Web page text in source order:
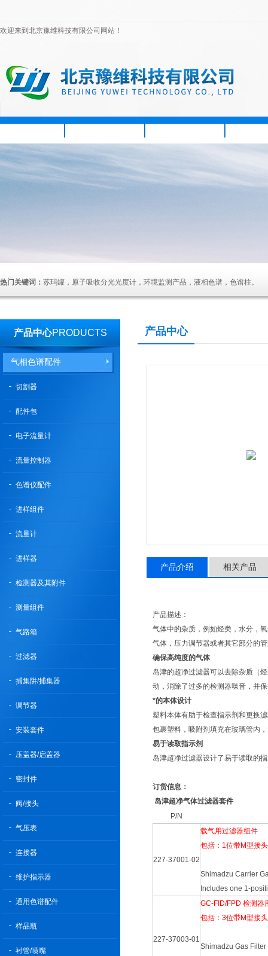
欢迎来到北京豫维科技有限公司网站！
热门关键词： 苏玛罐，原子吸收分光光度计，环境监测产品，液相色谱，色谱柱。
产品中心PRODUCTS
气相色谱配件
切割器
配件包
电子流量计
流量控制器
色谱仪配件
进样组件
流量计
进样器
检测器及其附件
测量组件
气路箱
过滤器
捕集阱/捕集器
调节器
安装套件
压盖器/启盖器
密封件
阀/接头
气压表
连接器
维护指示器
通用色谱配件
样品瓶
衬管/喷嘴
产品中心
产品介绍 相关产品
产品描述：
气体中的杂质，例如烃类，水分，
气体，压力调节器或者其它部分的
确保高纯度的气体
岛津的超净过滤器可以去除杂质（
动，消除了过多的检测器噪音，并
*的本体设计
塑料本体有助于检查指示剂和更换
包裹塑料，吸附剂填充在玻璃管内
易于读取指示剂
岛津超净过滤器设计了易于读取的
订货信息：
岛津超净气体过滤器套件
P/N
227-37001-02
载气用过滤器组件
包括：1位带M型接
Shimadzu Carrier
Includes one 1-
227-37003-01
GC-FID/FPD 检测器
包括：3位带M型接
Shimadzu Gas Filter